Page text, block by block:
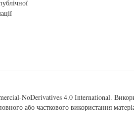
NoDerivatives 4.0 International.
або часткового використання